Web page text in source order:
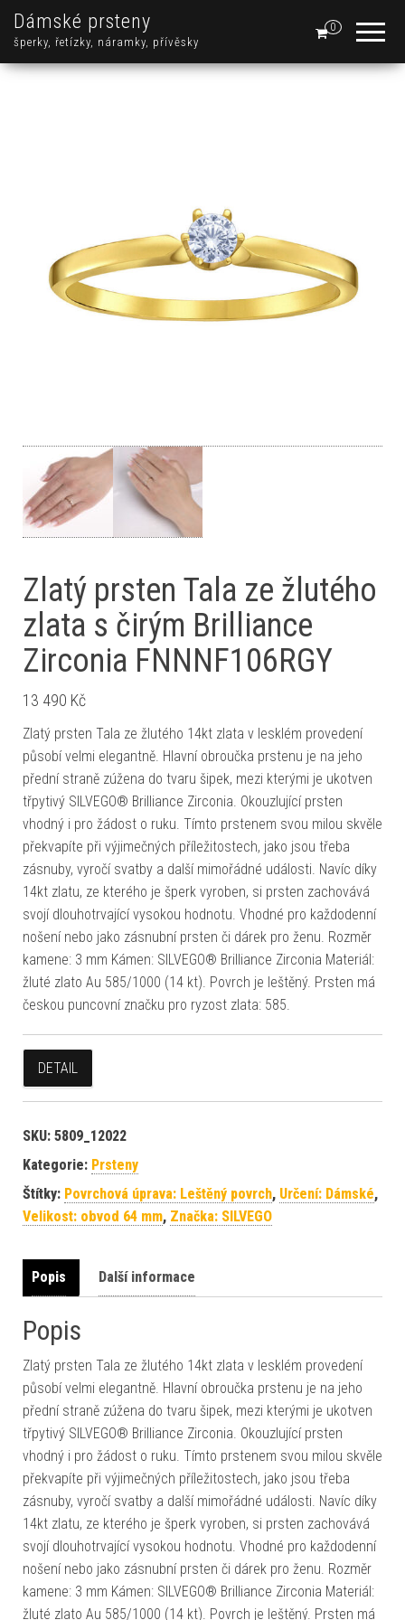
Dámské prsteny
šperky, řetízky, náramky, přívěsky
0
Zlatý prsten Tala ze žlutého
zlata s čirým Brilliance
Zirconia FNNNF106RGY
13 490 Kč
Zlatý prsten Tala ze žlutého 14kt zlata v lesklém provedení
působí velmi elegantně. Hlavní obroučka prstenu je na jeho
přední straně zúžena do tvaru šipek, mezi kterými je ukotven
třpytivý SILVEGO® Brilliance Zirconia. Okouzlující prsten
vhodný i pro žádost o ruku. Tímto prstenem svou milou skvěle
překvapíte při výjimečných příležitostech, jako jsou třeba
zásnuby, vyročí svatby a další mimořádné události. Navíc díky
14kt zlatu, ze kterého je šperk vyroben, si prsten zachovává
svojí dlouhotrvající vysokou hodnotu. Vhodné pro každodenní
nošení nebo jako zásnubní prsten či dárek pro ženu. Rozměr
kamene: 3 mm Kámen: SILVEGO® Brilliance Zirconia Materiál:
žluté zlato Au 585/1000 (14 kt). Povrch je leštěný. Prsten má
českou puncovní značku pro ryzost zlata: 585.
DETAIL
SKU: 5809_12022
Kategorie: Prsteny
Štítky: Povrchová úprava: Leštěný povrch, Určení: Dámské,
Velikost: obvod 64 mm, Značka: SILVEGO
Popis Další informace
Popis
Zlatý prsten Tala ze žlutého 14kt zlata v lesklém provedení
působí velmi elegantně. Hlavní obroučka prstenu je na jeho
přední straně zúžena do tvaru šipek, mezi kterými je ukotven
třpytivý SILVEGO® Brilliance Zirconia. Okouzlující prsten
vhodný i pro žádost o ruku. Tímto prstenem svou milou skvěle
překvapíte při výjimečných příležitostech, jako jsou třeba
zásnuby, vyročí svatby a další mimořádné události. Navíc díky
14kt zlatu, ze kterého je šperk vyroben, si prsten zachovává
svojí dlouhotrvající vysokou hodnotu. Vhodné pro každodenní
nošení nebo jako zásnubní prsten či dárek pro ženu. Rozměr
kamene: 3 mm Kámen: SILVEGO® Brilliance Zirconia Materiál:
žluté zlato Au 585/1000 (14 kt). Povrch je leštěný. Prsten má